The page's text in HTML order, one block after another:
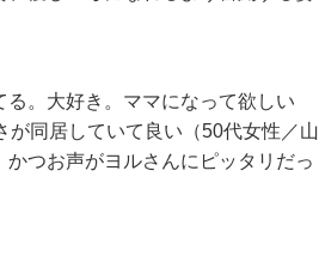
。大好き。ママになって欲しい
が同居していて良い（50代女性／山
つお声がヨルさんにピッタリだっ